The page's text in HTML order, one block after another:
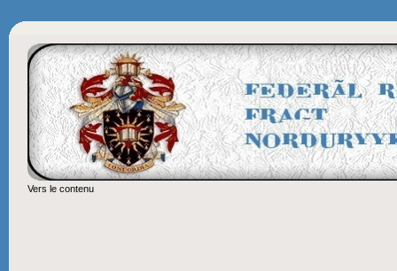
Vers le contenu